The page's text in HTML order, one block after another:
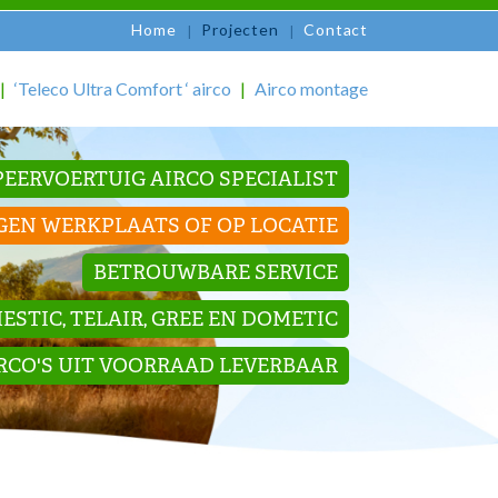
Home Projecten Contact
‘Teleco Ultra Comfort ‘ airco Airco montage
AIRCO SPECIALIST
WERKPLAATS OF OP LOCATIE
BETROUWBARE SERVICE
TELAIR, GREE EN DOMETIC
UIT VOORRAAD LEVERBAAR